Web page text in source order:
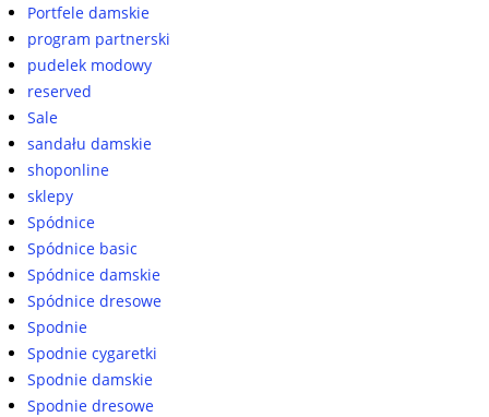
Portfele damskie
program partnerski
pudelek modowy
reserved
Sale
sandału damskie
shoponline
sklepy
Spódnice
Spódnice basic
Spódnice damskie
Spódnice dresowe
Spodnie
Spodnie cygaretki
Spodnie damskie
Spodnie dresowe